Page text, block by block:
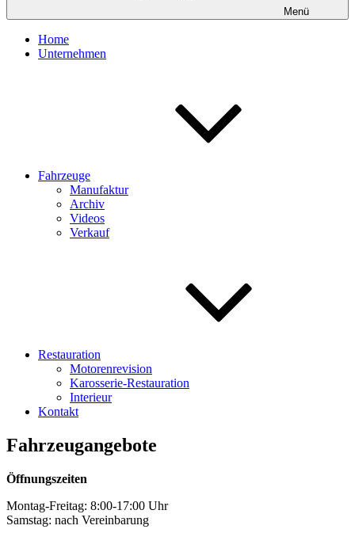
Menü
Home
Unternehmen
Fahrzeuge
Manufaktur
Archiv
Videos
Verkauf
Restauration
Motorenrevision
Karosserie-Restauration
Interieur
Kontakt
Fahrzeugangebote
Öffnungszeiten
Montag-Freitag: 8:00-17:00 Uhr
Samstag: nach Vereinbarung